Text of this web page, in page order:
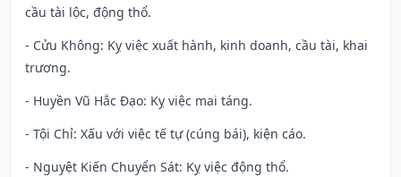
cầu tài lộc, động thổ.
- Cửu Không: Kỵ việc xuất hành, kinh doanh, cầu tài, khai
trương.
- Huyền Vũ Hắc Đạo: Kỵ việc mai táng.
- Tội Chỉ: Xấu với việc tế tự (cúng bái), kiện cáo.
- Nguyệt Kiến Chuyển Sát: Kỵ việc động thổ.